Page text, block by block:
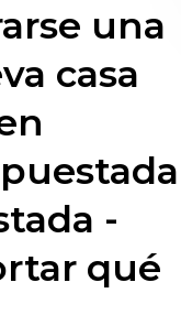
una
casa
-
qué